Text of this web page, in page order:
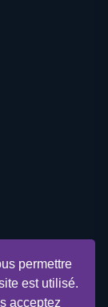
permettre
est utilisé.
acceptez